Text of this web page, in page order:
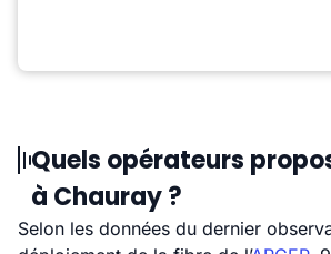
Quels opérateurs
à Chauray ?
Selon les données du dernier